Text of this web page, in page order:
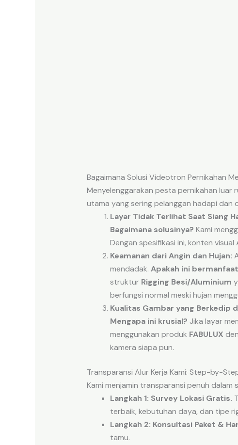
Bagaimana Solusi Videotron Pernikahan
Menyelenggarakan pesta pernikahan
utama yang sering pelanggan hadapi dan
Layar Tidak Terlihat Saat Siang
Bagaimana solusinya? Kami
Dengan spesifikasi ini, konten
Keamanan dari Angin dan Hujan:
mendadak. Apakah ini
struktur Rigging Besi/Aluminium
berfungsi normal meski hujan
Kualitas Gambar yang Berkedip
Mengapa ini krusial? Jika layar
menggunakan produk FABULUX
kamera siapa pun.
Transparansi Alur Kerja Kami: Step-by-
Kami menjamin transparansi penuh
Langkah 1: Survey Lokasi Gratis.
terbaik, kebutuhan daya, dan tipe
Langkah 2: Konsultasi Paket &
tamu.